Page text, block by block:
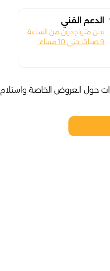
الدعم الفني
نحن متواجدون من الساعة
9 صباحًا حتى 10 مساءً.
حول العروض الخاصة واستلام